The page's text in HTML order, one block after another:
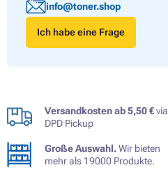
info@toner.shop
Ich habe eine Frage
Versandkosten ab 5,50 €via
DPD Pickup
Große Auswahl.Wir bieten
mehr als 19000 Produkte.